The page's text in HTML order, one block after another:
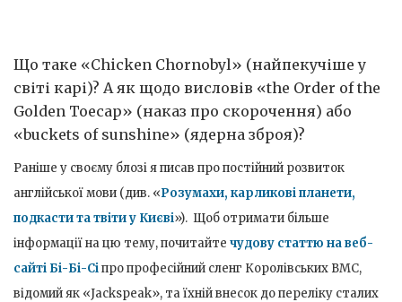
Що таке «Chicken Chornobyl» (найпекучіше у
світі карі)? А як щодо висловів «the Order of the
Golden Toecap» (наказ про скорочення) або
«buckets of sunshine» (ядерна зброя)?
Раніше у своєму блозі я писав про постійний розвиток
англійської мови (див. «Розумахи, карликові планети,
подкасти та твіти у Києві»). Щоб отримати більше
інформації на цю тему, почитайте чудову статтю на веб-
сайті Бі-Бі-Сіпро професійний сленг Королівських ВМС,
відомий як «Jackspeak», та їхній внесок до переліку сталих